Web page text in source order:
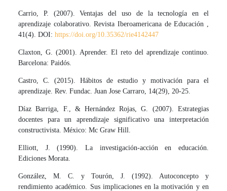
Carrio, P. (2007). Ventajas del uso de la tecnología en el
aprendizaje colaborativo. Revista Iberoamericana de Educación ,
41(4). DOI:https://doi.org/10.35362/rie4142447
Claxton, G. (2001). Aprender. El reto del aprendizaje continuo.
Barcelona: Paidós.
Castro, C. (2015). Hábitos de estudio y motivación para el
aprendizaje. Rev. Fundac. Juan Jose Carraro, 14(29), 20-25.
Díaz Barriga, F., & Hernández Rojas, G. (2007). Estrategias
docentes para un aprendizaje significativo una interpretación
constructivista. México: Mc Graw Hill.
Elliott, J. (1990). La investigación-acción en educación.
Ediciones Morata.
González, M. C. y Tourón, J. (1992). Autoconcepto y
rendimiento académico. Sus implicaciones en la motivación y en